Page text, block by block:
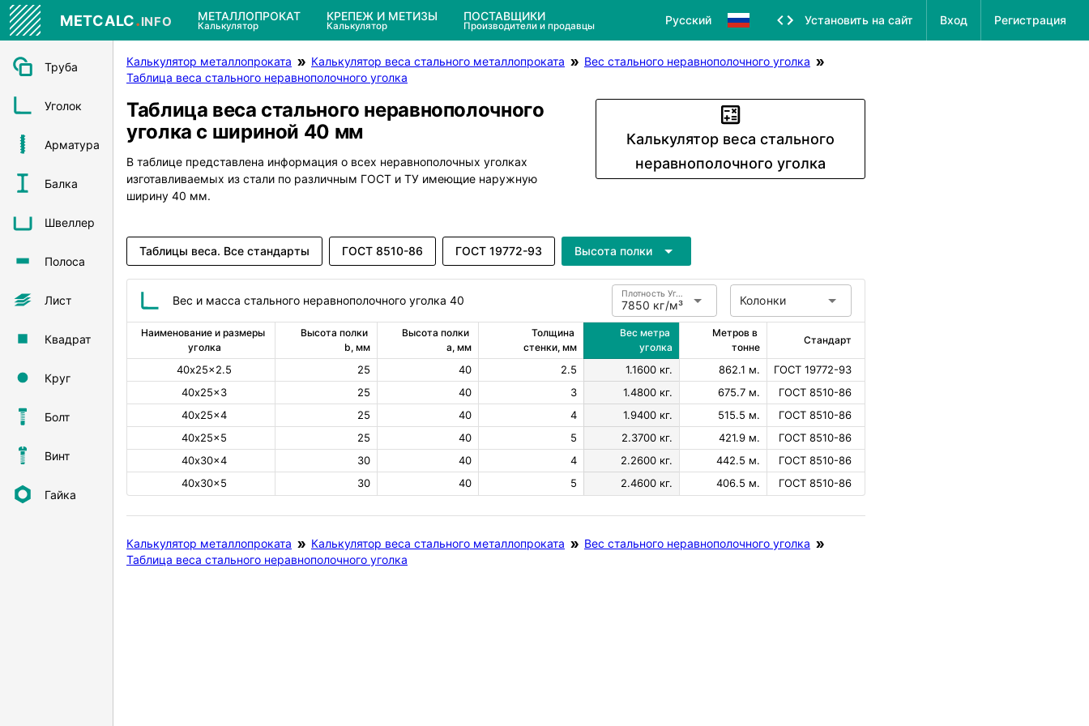
METCALC.INFO МЕТАЛЛОПРОКАТ
Калькулятор
КРЕПЕЖ И МЕТИЗЫ
Калькулятор
ПОСТАВЩИКИ
Производители и продавцы Русский Установить на сайт Вход Регистрация
Труба
Уголок
Арматура
Балка
Швеллер
Полоса
Лист
Квадрат
Круг
Болт
Винт
Гайка
Калькулятор металлопроката Калькулятор веса стального металлопроката
Вес стального неравнополочного уголка
Таблица веса стального неравнополочного уголка
Таблица веса стального неравнополочного
уголка с шириной 40 мм
В таблице представлена информация о всех неравнополочных уголках
изготавливаемых из стали по различным ГОСТ и ТУ имеющие наружную
ширину 40 мм.
Калькулятор веса стального
неравнополочного уголка
Таблицы веса. Все стандарты ГОСТ 8510-86 ГОСТ 19772-93 Высота полки
Вес и масса стального неравнополочного уголка 40 7850 кг/м³
Плотность Углеродистая сталь Колонки
Наименование и размеры
уголка
Высота полки
b, мм
Высота полки
a, мм
Толщина
стенки, мм
Вес метра
уголка
Метров в
тонне
Стандарт
40х25×2.5 25 40 2.5 1.1600 кг. 862.1 м.
ГОСТ 19772-93
40х25×3
25 40 3 1.4800 кг. 675.7 м.
ГОСТ 8510-86
40х25×4
25 40 4 1.9400 кг. 515.5 м.
ГОСТ 8510-86
40х25×5
25 40 5 2.3700 кг. 421.9 м.
ГОСТ 8510-86
40х30×4
30 40 4 2.2600 кг. 442.5 м.
ГОСТ 8510-86
40х30×5
30 40 5 2.4600 кг. 406.5 м. ГОСТ 8510-86
Калькулятор металлопроката Калькулятор веса стального металлопроката
Вес стального неравнополочного уголка
Таблица веса стального неравнополочного уголка